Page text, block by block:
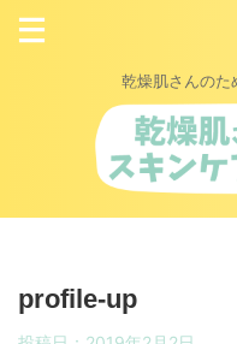
乾燥肌さんのた
profile-up